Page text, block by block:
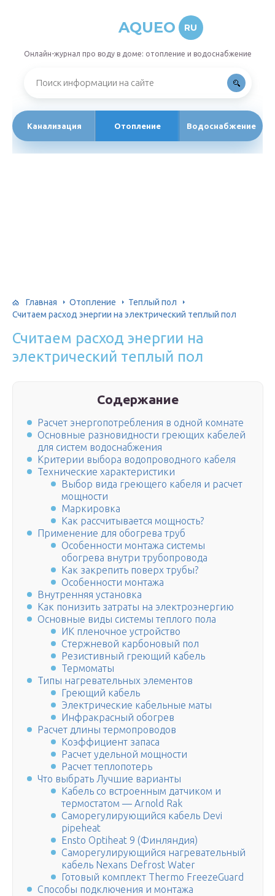
AQUEO RU
Онлайн-журнал про воду в доме: отопление и водоснабжение
Канализация Отопление Водоснабжение
Главная Отопление
Теплый пол
Считаем расход энергии на электрический теплый пол
Считаем расход энергии на
электрический теплый пол
Содержание
Расчет энергопотребления в одной комнате
Основные разновидности греющих кабелей
для систем водоснабжения
Критерии выбора водопроводного кабеля
Технические характеристики
Выбор вида греющего кабеля и расчет
мощности
Маркировка
Как рассчитывается мощность?
Применение для обогрева труб
Особенности монтажа системы
обогрева внутри трубопровода
Как закрепить поверх трубы?
Особенности монтажа
Внутренняя установка
Как понизить затраты на электроэнергию
Основные виды системы теплого пола
ИК пленочное устройство
Стержневой карбоновый пол
Резистивный греющий кабель
Термоматы
Типы нагревательных элементов
Греющий кабель
Электрические кабельные маты
Инфракрасный обогрев
Расчет длины термопроводов
Коэффициент запаса
Расчет удельной мощности
Расчет теплопотерь
Что выбрать Лучшие варианты
Кабель со встроенным датчиком и
термостатом — Arnold Rak
Саморегулирующийся кабель Devi
pipeheat
Ensto Optiheat 9 (Финляндия)
Саморегулирующийся нагревательный
кабель Nexans Defrost Water
Готовый комплект Thermo FreezeGuard
Способы подключения и монтажа